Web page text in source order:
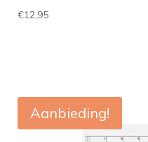
€12,95
Aanbieding!